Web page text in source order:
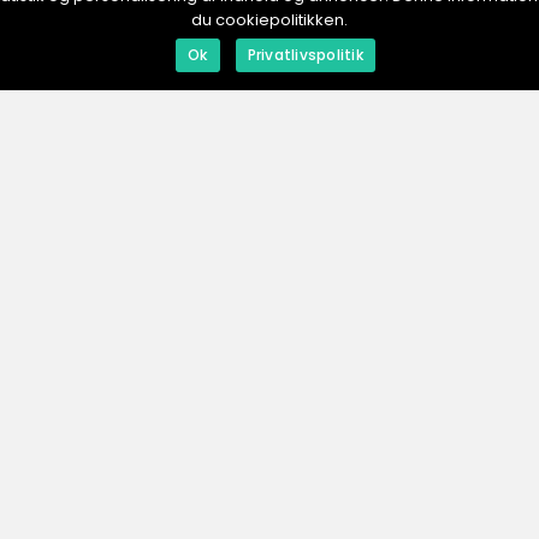
Rökpipor: En blick på traditionella Lyx och
du cookiepolitikken.
Ok Privatlivspolitik